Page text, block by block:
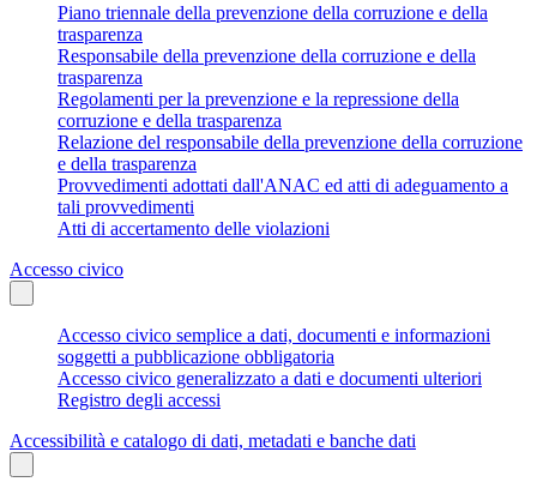
Piano triennale della prevenzione della corruzione e della
trasparenza
Responsabile della prevenzione della corruzione e della
trasparenza
Regolamenti per la prevenzione e la repressione della
corruzione e della trasparenza
Relazione del responsabile della prevenzione della corruzione
e della trasparenza
Provvedimenti adottati dall'ANAC ed atti di adeguamento a
tali provvedimenti
Atti di accertamento delle violazioni
Accesso civico
Accesso civico semplice a dati, documenti e informazioni
soggetti a pubblicazione obbligatoria
Accesso civico generalizzato a dati e documenti ulteriori
Registro degli accessi
Accessibilità e catalogo di dati, metadati e banche dati